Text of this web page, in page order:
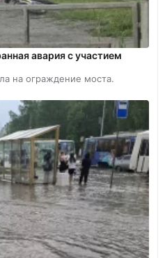
авария с участием
на ограждение моста.